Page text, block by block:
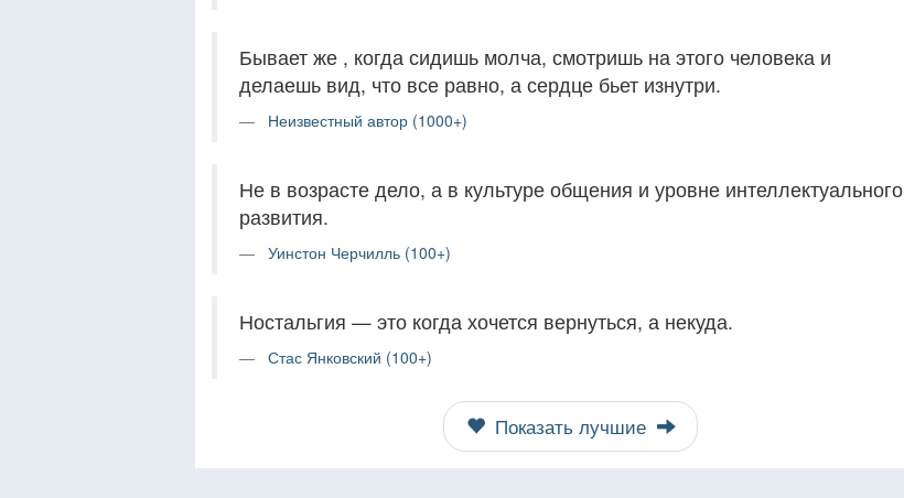
Бывает же , когда сидишь молча, смотришь на этого человека и
делаешь вид, что все равно, а сердце бьет изнутри.
Неизвестный автор (1000+)
Не в возрасте дело, а в культуре общения и уровне интеллектуального
развития.
Уинстон Черчилль (100+)
Ностальгия — это когда хочется вернуться, а некуда.
Стас Янковский (100+)
Показать лучшие